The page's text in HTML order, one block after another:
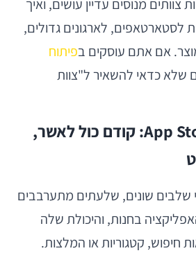
צוותים מנוסים עדיין עושים, ואיך
לסטארטאפים, לארגונים גדולים,
אם אתם עוסקים בפיתוח
שלא כדאי להשאיר ל"צוות
להופיע ב-App Store: קודם כול לאשר,
שלבים שונים, שלעתים מתערבבים
בחנות, והיכולת שלה
חיפוש, קטגוריות או המלצות.